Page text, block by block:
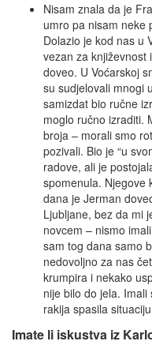
Nisam znala da je
umro pa nisam neke
Dolazio je kod nas u
vezan za književnost
doveo. U Voćarskoj
su sudjelovali mnogi
samizdat bio ručne
moglo ručno izraditi.
broja – morali smo
pozivali. Bio je “u
radove, ali je
spomenula. Njegove
dana je Jerman
Ljubljane, bez da mi
novcem – nismo
sam tog dana samo
nedovoljno za nas
krumpira i nekako
nije bilo do jela.
rakija spasila
Imate li iskustva iz